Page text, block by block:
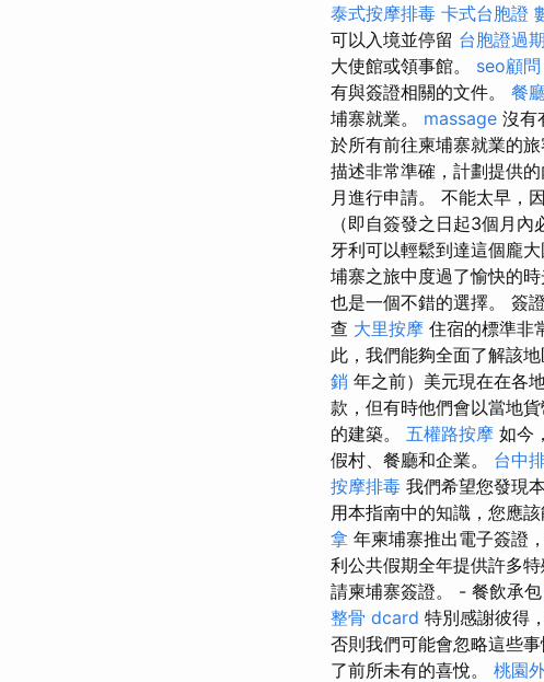
泰式按摩排毒 卡式台胞證
可以入境並停留 台胞證過期
大使館或領事館。 seo顧問
有與簽證相關的文件。 餐
埔寨就業。 massage 沒有
於所有前往柬埔寨就業的
描述非常準確，計劃提供的
月進行申請。 不能太早，
（即自簽發之日起3個月
牙利可以輕鬆到達這個龐
埔寨之旅中度過了愉快的
也是一個不錯的選擇。 簽
查 大里按摩 住宿的標準非
此，我們能夠全面了解該
銷 年之前）美元現在在各
款，但有時他們會以當地
的建築。 五權路按摩 如今
假村、餐廳和企業。 台中
按摩排毒 我們希望您發現
用本指南中的知識，您應
拿 年柬埔寨推出電子簽證
利公共假期全年提供許多
請柬埔寨簽證。 - 餐飲承包
整骨 dcard 特別感謝彼得
否則我們可能會忽略這些事
了前所未有的喜悅。 桃園